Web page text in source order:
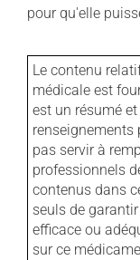
pour qu'elle
Le contenu
médicale est
est un résumé
renseignements
pas servir à
professionnels
contenus dans
seuls de
efficace ou
sur ce